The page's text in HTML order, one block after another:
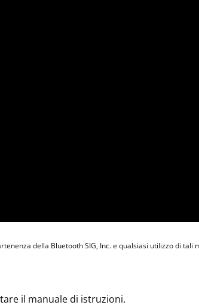
della Bluetooth SIG, Inc. e qualsiasi utilizzo di tali
il manuale di istruzioni.